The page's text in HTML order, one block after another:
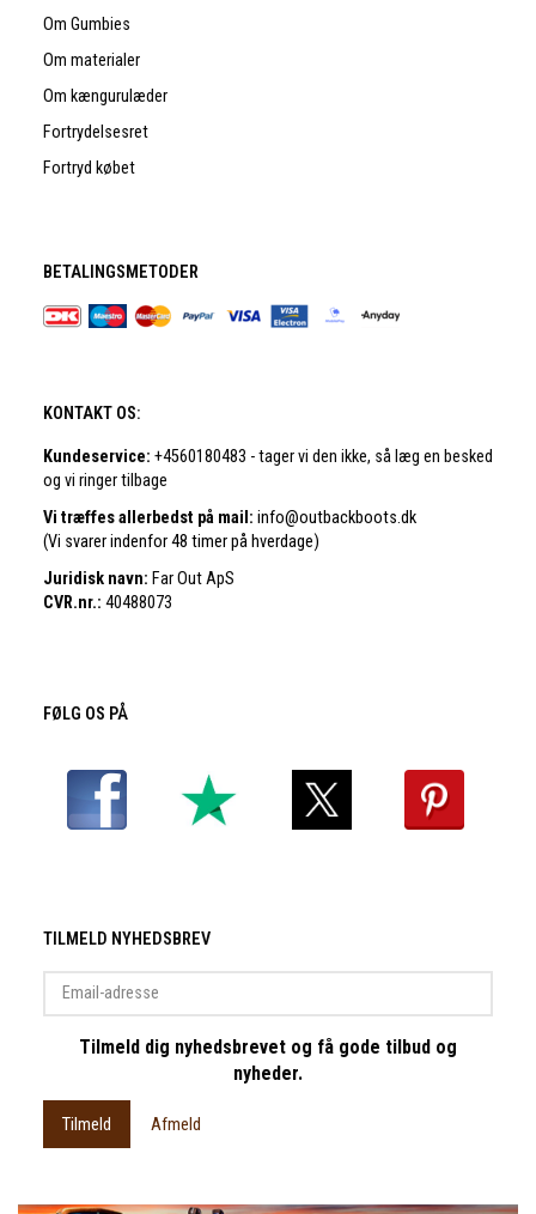
Om Gumbies
Om materialer
Om kængurulæder
Fortrydelsesret
Fortryd købet
BETALINGSMETODER
KONTAKT OS:
Kundeservice: +4560180483 - tager vi den ikke, så læg en besked
og vi ringer tilbage
Vi træffes allerbedst på mail: info@outbackboots.dk
(Vi svarer indenfor 48 timer på hverdage)
Juridisk navn: Far Out ApS
CVR.nr.: 40488073
FØLG OS PÅ
TILMELD NYHEDSBREV
Email-
adresse
Tilmeld dig nyhedsbrevet og få gode tilbud og
nyheder.
Tilmeld Afmeld